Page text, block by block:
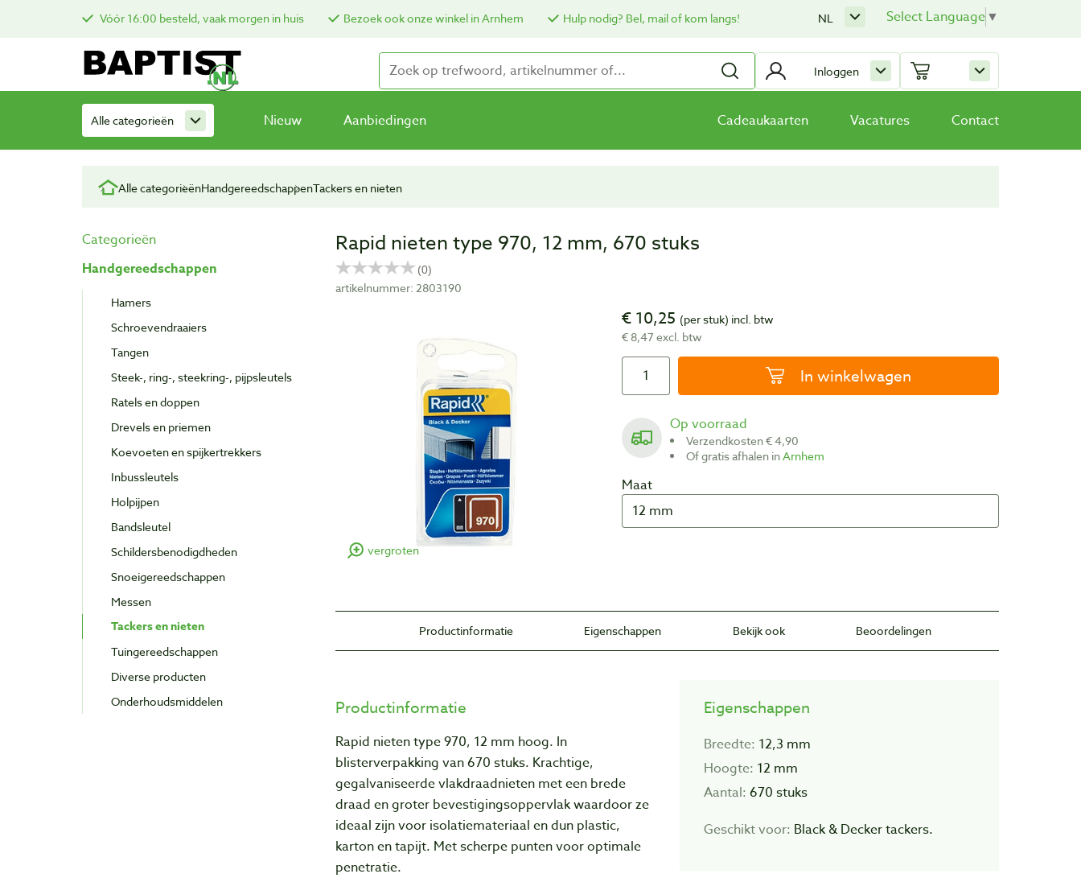
Vóór 16:00 besteld, vaak morgen in huis Bezoek ook onze winkel in Arnhem Hulp nodig? Bel, mail of kom langs! Select Language▼
NL
Inloggen
Alle categorieën Nieuw Aanbiedingen Cadeaukaarten Vacatures Contact
Alle categorieënHandgereedschappenTackers en nieten
Categorieën
Handgereedschappen
Hamers
Schroevendraaiers
Tangen
Steek-, ring-, steekring-, pijpsleutels
Ratels en doppen
Drevels en priemen
Koevoeten en spijkertrekkers
Inbussleutels
Holpijpen
Bandsleutel
Schildersbenodigdheden
Snoeigereedschappen
Messen
Tackers en nieten
Tuingereedschappen
Diverse producten
Onderhoudsmiddelen
Rapid nieten type 970, 12 mm, 670 stuks
artikelnummer: 2803190
vergroten
€ 10,25 (per stuk) incl. btw
€ 8,47 excl. btw
In winkelwagen
Op voorraad
Verzendkosten € 4,90
Of gratis afhalen inArnhem
Maat
Productinformatie Eigenschappen Bekijk ook Beoordelingen
Productinformatie
Rapid nieten type 970, 12 mm hoog. In
blisterverpakking van 670 stuks. Krachtige,
gegalvaniseerde vlakdraadnieten met een brede
draad en groter bevestigingsoppervlak waardoor ze
ideaal zijn voor isolatiemateriaal en dun plastic,
karton en tapijt. Met scherpe punten voor optimale
penetratie.
Eigenschappen
Breedte: 12,3 mm
Hoogte: 12 mm
Aantal: 670 stuks
Geschikt voor: Black & Decker tackers.